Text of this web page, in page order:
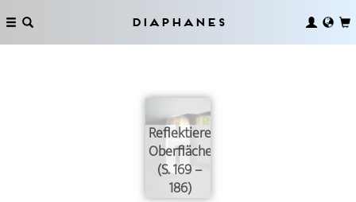
Diaphanes
Reflektierende
Oberflächen
(S. 169 –
186)